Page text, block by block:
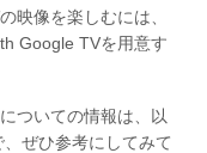
映像を楽しむには、
Google TVを用意す
ついての情報は、以
ぜひ参考にしてみて